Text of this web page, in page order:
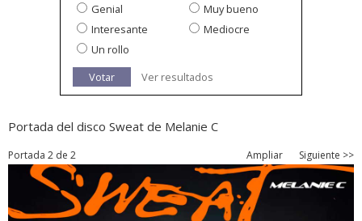
Genial
Muy bueno
Interesante
Mediocre
Un rollo
Votar
Ver resultados
Portada del disco Sweat de Melanie C
Portada 2 de 2 Ampliar Siguiente >>